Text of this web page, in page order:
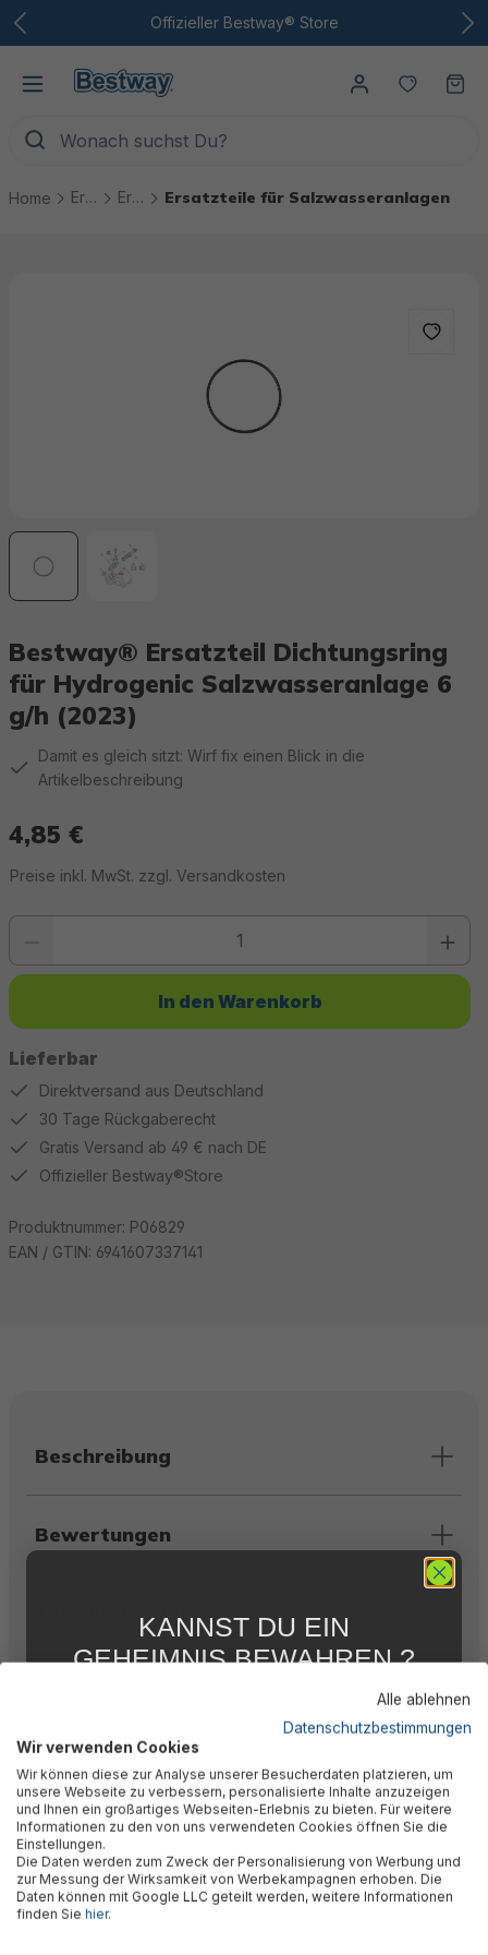
Zum Hauptinhalt Offizieller Bestway® Store
Du
Home Ersatzteile Ersatzteile Pool Technik Ersatzteile für Salzwasseranlagen
Bestway® Ersatzteil Dichtungsring
für Hydrogenic Salzwasseranlage 6
g/h (2023)
Damit es gleich sitzt: Wirf fix einen Blick in die
Artikelbeschreibung
4,85 €
Preise inkl. MwSt. zzgl. Versandkosten
Lieferbar
Produkt Anzahl: Gib den gewünschten Wert ein oder benutze die
In den Warenkorb
Direktversand aus Deutschland
30 Tage Rückgaberecht
Gratis Versand ab 49 € nach DE
Offizieller Bestway®Store
Produktnummer: P06829
EAN / GTIN: 6941607337141
Beschreibung
Bewertungen
Technische Daten
Herstellerinformation
🎉 Jetzt den Newsletter
Alle ablehnen
Datenschutzbestimmungen
Wir verwenden Cookies
Wir können diese zur Analyse unserer Besucherdaten platzieren, um
unsere Webseite zu verbessern, personalisierte Inhalte anzuzeigen
und Ihnen ein großartiges Webseiten-Erlebnis zu bieten. Für weitere
Informationen zu den von uns verwendeten Cookies öffnen Sie die
Einstellungen.
Die Daten werden zum Zweck der Personalisierung von Werbung und
zur Messung der Wirksamkeit von Werbekampagnen erhoben. Die
Daten können mit Google LLC geteilt werden, weitere Informationen
finden Sie hier.
KANNST DU EIN
GEHEIMNIS BEWAHREN ?
FÜR DICH
Abonniere jetzt unseren kostenlosen
Newsletter, verpasse keine Neuigkeiten und
Aktionen mehr und sichere Dir 5 %
Willkommensrabatt auf nicht reduzierte Ware
bei Deiner ersten Bestellung !*
Email